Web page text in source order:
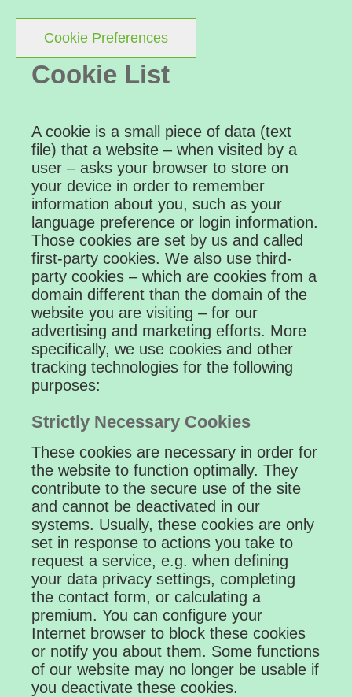
Cookie Preferences
Cookie List
A cookie is a small piece of data (text
file) that a website – when visited by a
user – asks your browser to store on
your device in order to remember
information about you, such as your
language preference or login information.
Those cookies are set by us and called
first-party cookies. We also use third-
party cookies – which are cookies from a
domain different than the domain of the
website you are visiting – for our
advertising and marketing efforts. More
specifically, we use cookies and other
tracking technologies for the following
purposes:
Strictly Necessary Cookies
These cookies are necessary in order for
the website to function optimally. They
contribute to the secure use of the site
and cannot be deactivated in our
systems. Usually, these cookies are only
set in response to actions you take to
request a service, e.g. when defining
your data privacy settings, completing
the contact form, or calculating a
premium. You can configure your
Internet browser to block these cookies
or notify you about them. Some functions
of our website may no longer be usable if
you deactivate these cookies.